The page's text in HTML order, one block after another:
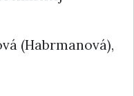
(Habrmanová),